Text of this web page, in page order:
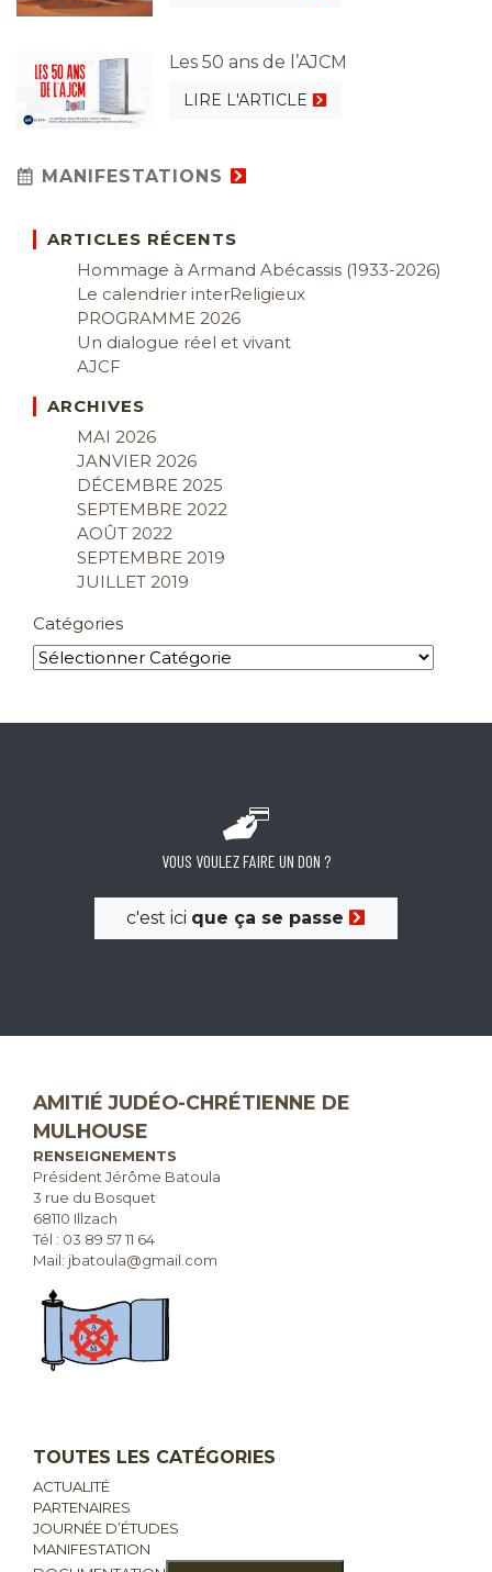
Les 50 ans de l’AJCM
LIRE L'ARTICLE
MANIFESTATIONS
ARTICLES RÉCENTS
Hommage à Armand Abécassis (1933-2026)
Le calendrier interReligieux
PROGRAMME 2026
Un dialogue réel et vivant
AJCF
ARCHIVES
MAI 2026
JANVIER 2026
DÉCEMBRE 2025
SEPTEMBRE 2022
AOÛT 2022
SEPTEMBRE 2019
JUILLET 2019
Catégories
VOUS VOULEZ FAIRE UN DON ?
c'est ici que ça se passe
AMITIÉ JUDÉO-CHRÉTIENNE DE
MULHOUSE
RENSEIGNEMENTS
Président Jérôme Batoula
3 rue du Bosquet
68110 Illzach
Tél : 03 89 57 11 64
Mail: jbatoula@gmail.com
TOUTES LES CATÉGORIES
ACTUALITÉ
PARTENAIRES
JOURNÉE D’ÉTUDES
MANIFESTATION